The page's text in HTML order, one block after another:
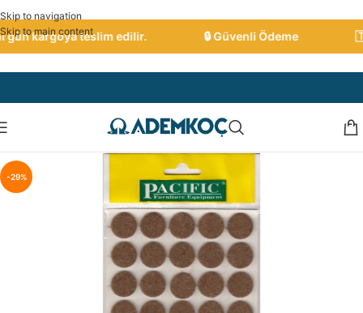
Skip to navigation
Skip to main content
kargoya teslim edilir. 🔒 Güvenli Ödeme
-29%